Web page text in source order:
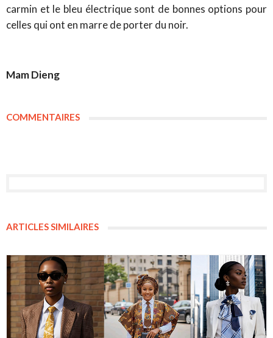
carmin et le bleu électrique sont de bonnes options pour
celles qui ont en marre de porter du noir.
Mam Dieng
COMMENTAIRES
ARTICLES SIMILAIRES